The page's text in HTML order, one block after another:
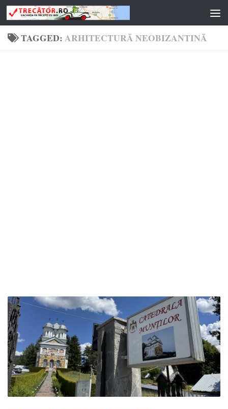
Skip to content
TAGGED:ARHITECTURĂ NEOBIZANTINĂ